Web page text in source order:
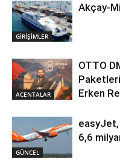
GİRİŞİMLER
Akçay-
ACENTALAR
OTTO
Erken
GÜNCEL
easyJet,
6,6